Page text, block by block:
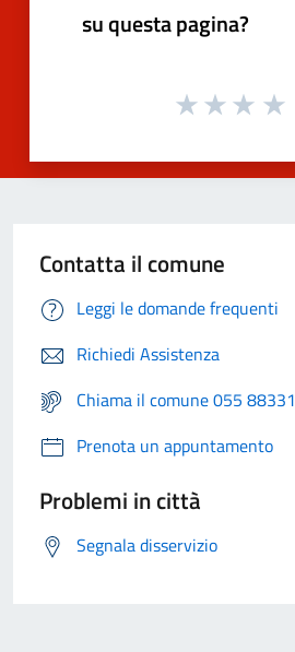
su questa pagina?
Contatta il comune
Leggi le domande frequenti
Richiedi Assistenza
Chiama il comune 055 88331
Prenota un appuntamento
Problemi in città
Segnala disservizio